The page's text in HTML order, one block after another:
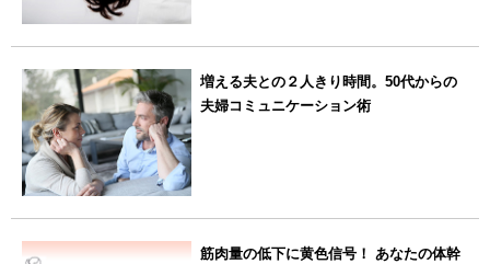
増える夫との２人きり時間。50代からの
夫婦コミュニケーション術
筋肉量の低下に黄色信号！ あなたの体幹